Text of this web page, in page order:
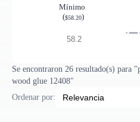
Titebond
Mínimo
($58.20)
Se encontraron 26 resultado(s) para
wood glue 12408"
Ordenar por: